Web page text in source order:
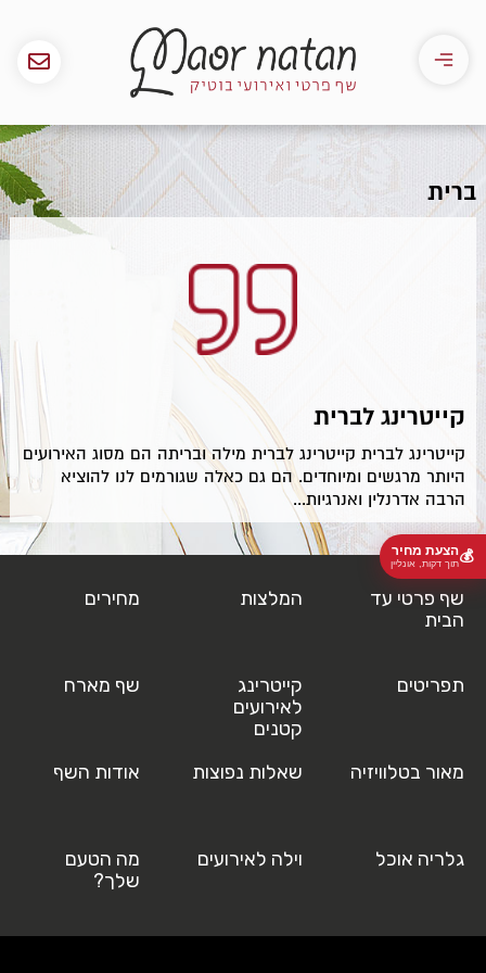
💰הצעת מחיר
תוך דקות, אונליין
ברית
קייטרינג לברית
קייטרינג לברית קייטרינג לברית מילה ובריתה הם מסוג האירועים
היותר מרגשים ומיוחדים. הם גם כאלה שגורמים לנו להוציא
הרבה אדרנלין ואנרגיות...
שף פרטי עד
הבית
תפריטים
מאור בטלוויזיה
גלריה אוכל
המלצות
קייטרינג
לאירועים
קטנים
שאלות נפוצות
וילה לאירועים
מחירים
שף מארח
אודות השף
מה הטעם
שלך?